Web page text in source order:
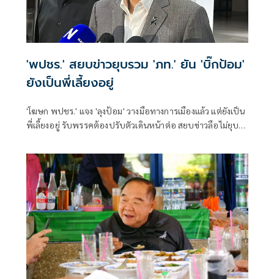
'พปชร.' สยบข่าวยุบรวม 'ภท.' ยัน 'บิ๊กป้อม'
ยังเป็นพี่เลี้ยงอยู่
'โฆษก พปชร.' แจง 'ลุงป้อม' วางมือทางการเมืองแล้ว แต่ยังเป็น
พี่เลี้ยงอยู่ รับพรรคต้องปรับตัวเดินหน้าต่อ สยบข่าวลือไม่ยุบ